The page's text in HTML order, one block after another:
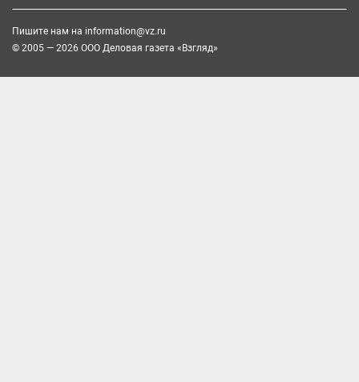
Пишите нам на information@vz.ru
© 2005 — 2026 ООО Деловая газета «Взгляд»